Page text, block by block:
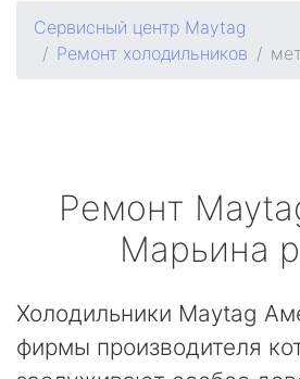
Сервисный центр Maytag
Ремонт холодильников
Ремонт
Марьина
Холодильники Maytag
фирмы производителя